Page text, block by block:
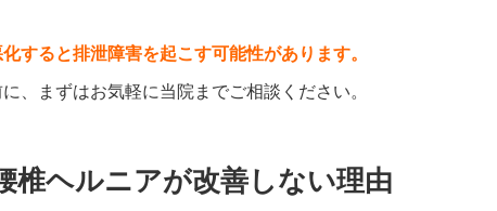
すると排泄障害を起こす可能性があります。
、まずはお気軽に当院までご相談ください。
椎ヘルニアが改善しない理由